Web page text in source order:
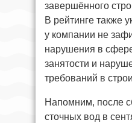
завершённого
В рейтинге также
у компании не
нарушения в
занятости и
требований в
Напомним, после
сточных вод в